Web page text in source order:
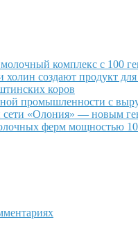
комплекс с 100
создают продукт для
коров
промышленности с
сети «Олония» — новым
ферм мощностью